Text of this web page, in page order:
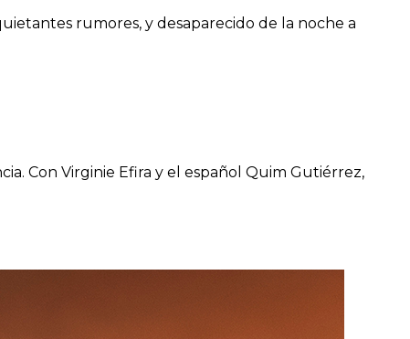
rumores, y desaparecido de la noche a
Con Virginie Efira y el español Quim Gutiérrez,